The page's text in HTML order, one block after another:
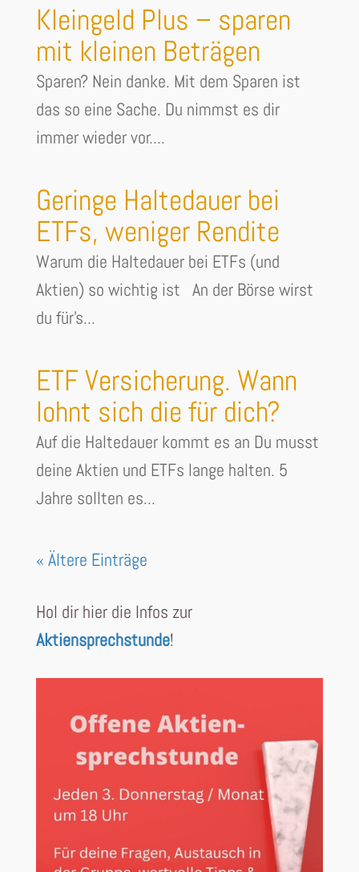
Kleingeld Plus – sparen
mit kleinen Beträgen
Sparen? Nein danke. Mit dem Sparen ist
das so eine Sache. Du nimmst es dir
immer wieder vor....
Geringe Haltedauer bei
ETFs, weniger Rendite
Warum die Haltedauer bei ETFs (und
Aktien) so wichtig ist An der Börse wirst
du für's...
ETF Versicherung. Wann
lohnt sich die für dich?
Auf die Haltedauer kommt es an Du musst
deine Aktien und ETFs lange halten. 5
Jahre sollten es...
« Ältere Einträge
Hol dir hier die Infos zur
Aktiensprechstunde!